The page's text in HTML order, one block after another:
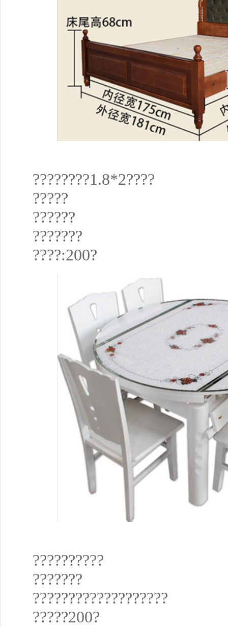
????????1.8*2????
?????
??????
???????
????:200?
??????????
???????
???????????????????
?????200?